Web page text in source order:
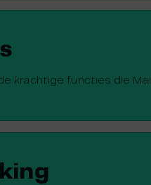
krachtige functies die